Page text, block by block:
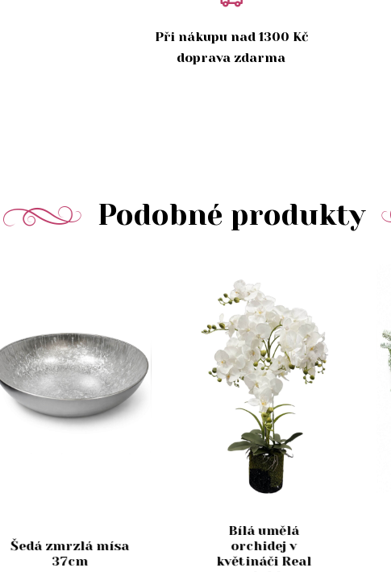
Při nákupu nad 1300 Kč
doprava zdarma
Podobné produkty
Šedá zmrzlá mísa
37cm
Bílá umělá
orchidej v
květináči Real